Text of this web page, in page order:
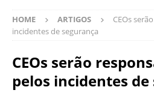
HOME ARTIGOS
CEOs
incidentes de segurança
CEOs serão
pelos incidentes de